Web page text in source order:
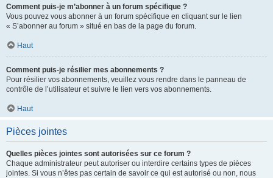
Comment puis-je m’abonner à un forum spécifique ?
Vous pouvez vous abonner à un forum spécifique en cliquant sur le lien
« S’abonner au forum » situé en bas de la page du forum.
Haut
Comment puis-je résilier mes abonnements ?
Pour résilier vos abonnements, veuillez vous rendre dans le panneau de
contrôle de l’utilisateur et suivre le lien vers vos abonnements.
Haut
Pièces jointes
Quelles pièces jointes sont autorisées sur ce forum ?
Chaque administrateur peut autoriser ou interdire certains types de pièces
jointes. Si vous n’êtes pas certain de savoir ce qui est autorisé ou non, nous